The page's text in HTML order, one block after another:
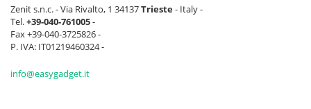
Zenit s.n.c. - Via Rivalto, 1 34137Trieste- Italy -
Tel.+39-040-761005-
Fax +39-040-3725826 -
P. IVA: IT01219460324 -
info@easygadget.it